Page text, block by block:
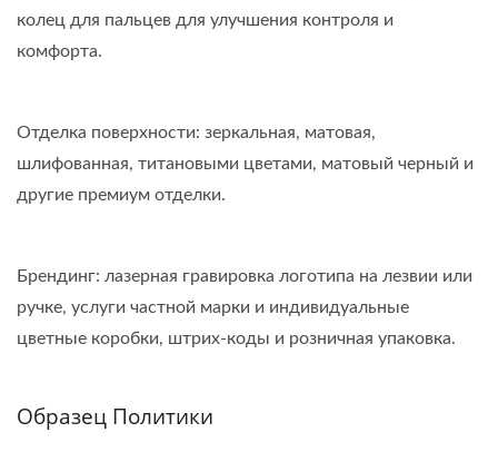
колец для пальцев для улучшения контроля и
комфорта.
Отделка поверхности: зеркальная, матовая,
шлифованная, титановыми цветами, матовый черный и
другие премиум отделки.
Брендинг: лазерная гравировка логотипа на лезвии или
ручке, услуги частной марки и индивидуальные
цветные коробки, штрих-коды и розничная упаковка.
Образец Политики